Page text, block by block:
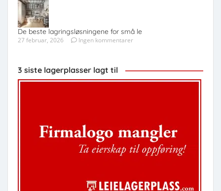
De beste lagringsløsningene for små le
27 februar, 2026 Ingen kommentarer
3 siste lagerplasser lagt til